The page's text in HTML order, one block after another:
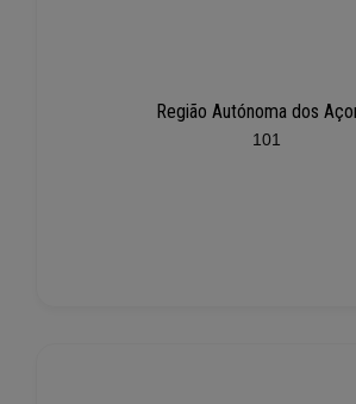
Região Autónoma dos
101